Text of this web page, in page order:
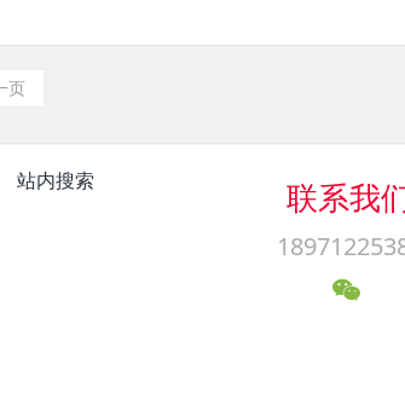
页
站内搜索 联系我